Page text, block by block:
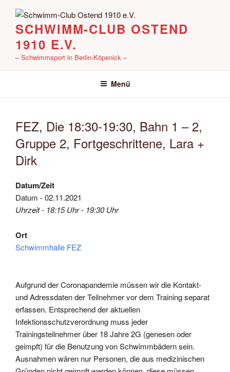
Inhalt
springenSCHWIMM-CLUB OSTEND
1910 E.V.
– Schwimmsport in Berlin-Köpenick –
Menü
FEZ, Die 18:30-19:30, Bahn 1 – 2,
Gruppe 2, Fortgeschrittene, Lara +
Dirk
Datum/Zeit
Datum - 02.11.2021
Uhrzeit - 18:15 Uhr - 19:30 Uhr
Ort
Schwimmhalle FEZ
Aufgrund der Coronapandemie müssen wir die Kontakt-
und Adressdaten der Teilnehmer vor dem Training separat
erfassen. Entsprechend der aktuellen
Infektionsschutzverordnung muss jeder
Trainingsteilnehmer über 18 Jahre 2G (genesen oder
geimpft) für die Benutzung von Schwimmbädern sein.
Ausnahmen wären nur Personen, die aus medizinischen